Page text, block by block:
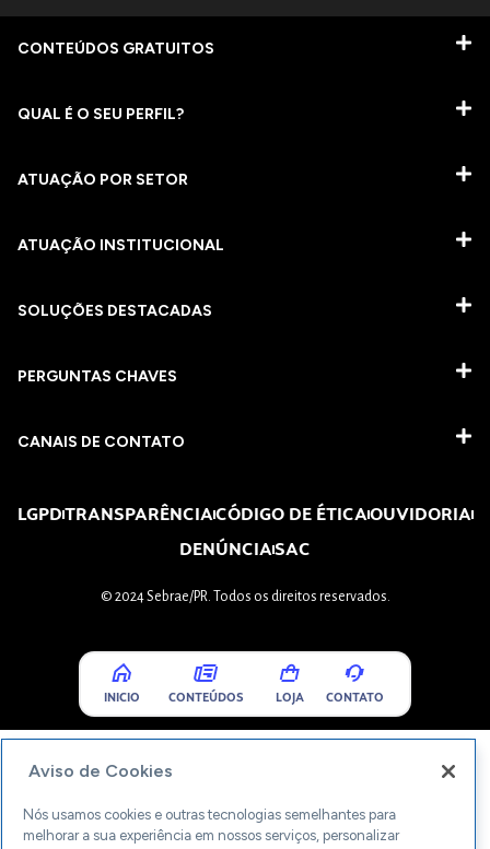
CONTEÚDOS GRATUITOS
QUAL É O SEU PERFIL?
ATUAÇÃO POR SETOR
ATUAÇÃO INSTITUCIONAL
SOLUÇÕES DESTACADAS
PERGUNTAS CHAVES​
CANAIS DE CONTATO
LGPDTRANSPARÊNCIACÓDIGO DE ÉTICAOUVIDORIA
DENÚNCIASAC
© 2024 Sebrae/PR. Todos os direitos reservados.
INICIO CONTEÚDOS LOJA CONTATO
Aviso de Cookies
Nós usamos cookies e outras tecnologias semelhantes para
melhorar a sua experiência em nossos serviços, personalizar